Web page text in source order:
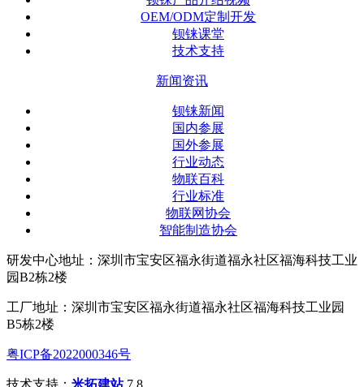
OEM/ODM定制开发
钡铼课堂
技术支持
新闻资讯
钡铼新闻
国内参展
国外参展
行业动态
物联百科
行业标准
物联网协会
智能制造协会
研发中心地址：深圳市宝安区福永街道福永社区福海科技工业
园B2栋2楼
工厂地址：深圳市宝安区福永街道福永社区福海科技工业园
B5栋2楼
粤ICP备2022000346号
技术支持： 米拓建站 7.8